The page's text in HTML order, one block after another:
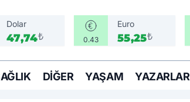
Dolar
47,74₺ 0.43
Euro
55,25₺
DIĞER YAŞAM YAZARLAR